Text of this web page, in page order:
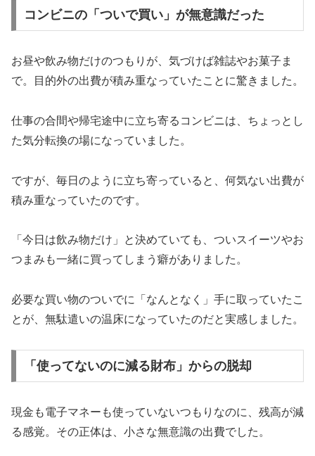
コンビニの「ついで買い」が無意識だった
お昼や飲み物だけのつもりが、気づけば雑誌やお菓子ま
で。目的外の出費が積み重なっていたことに驚きました。
仕事の合間や帰宅途中に立ち寄るコンビニは、ちょっとし
た気分転換の場になっていました。
ですが、毎日のように立ち寄っていると、何気ない出費が
積み重なっていたのです。
「今日は飲み物だけ」と決めていても、ついスイーツやお
つまみも一緒に買ってしまう癖がありました。
必要な買い物のついでに「なんとなく」手に取っていたこ
とが、無駄遣いの温床になっていたのだと実感しました。
「使ってないのに減る財布」からの脱却
現金も電子マネーも使っていないつもりなのに、残高が減
る感覚。その正体は、小さな無意識の出費でした。